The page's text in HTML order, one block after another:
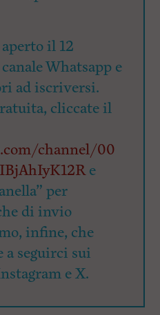
il 12
Whatsapp e
ad iscriversi.
cliccate il
channel/00
e
per
di invio
infine, che
seguirci sui
e X.